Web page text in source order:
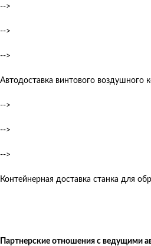
-->
-->
-->
Автодоставка винтового воздушного
-->
-->
-->
Контейнерная доставка станка для
Партнерские отношения с ведущими